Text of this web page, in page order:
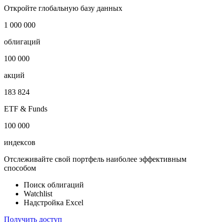
Откройте глобальную базу данных
1 000 000
облигаций
100 000
акций
183 824
ETF & Funds
100 000
индексов
Отслеживайте свой портфель наиболее эффективным
способом
Поиск облигаций
Watchlist
Надстройка Excel
Получить доступ